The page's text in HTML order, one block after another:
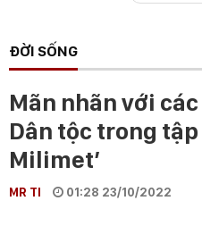
ĐỜI SỐNG
Mãn nhãn với
Dân tộc trong tập
Milimet’
MR TI 01:28 23/10/2022